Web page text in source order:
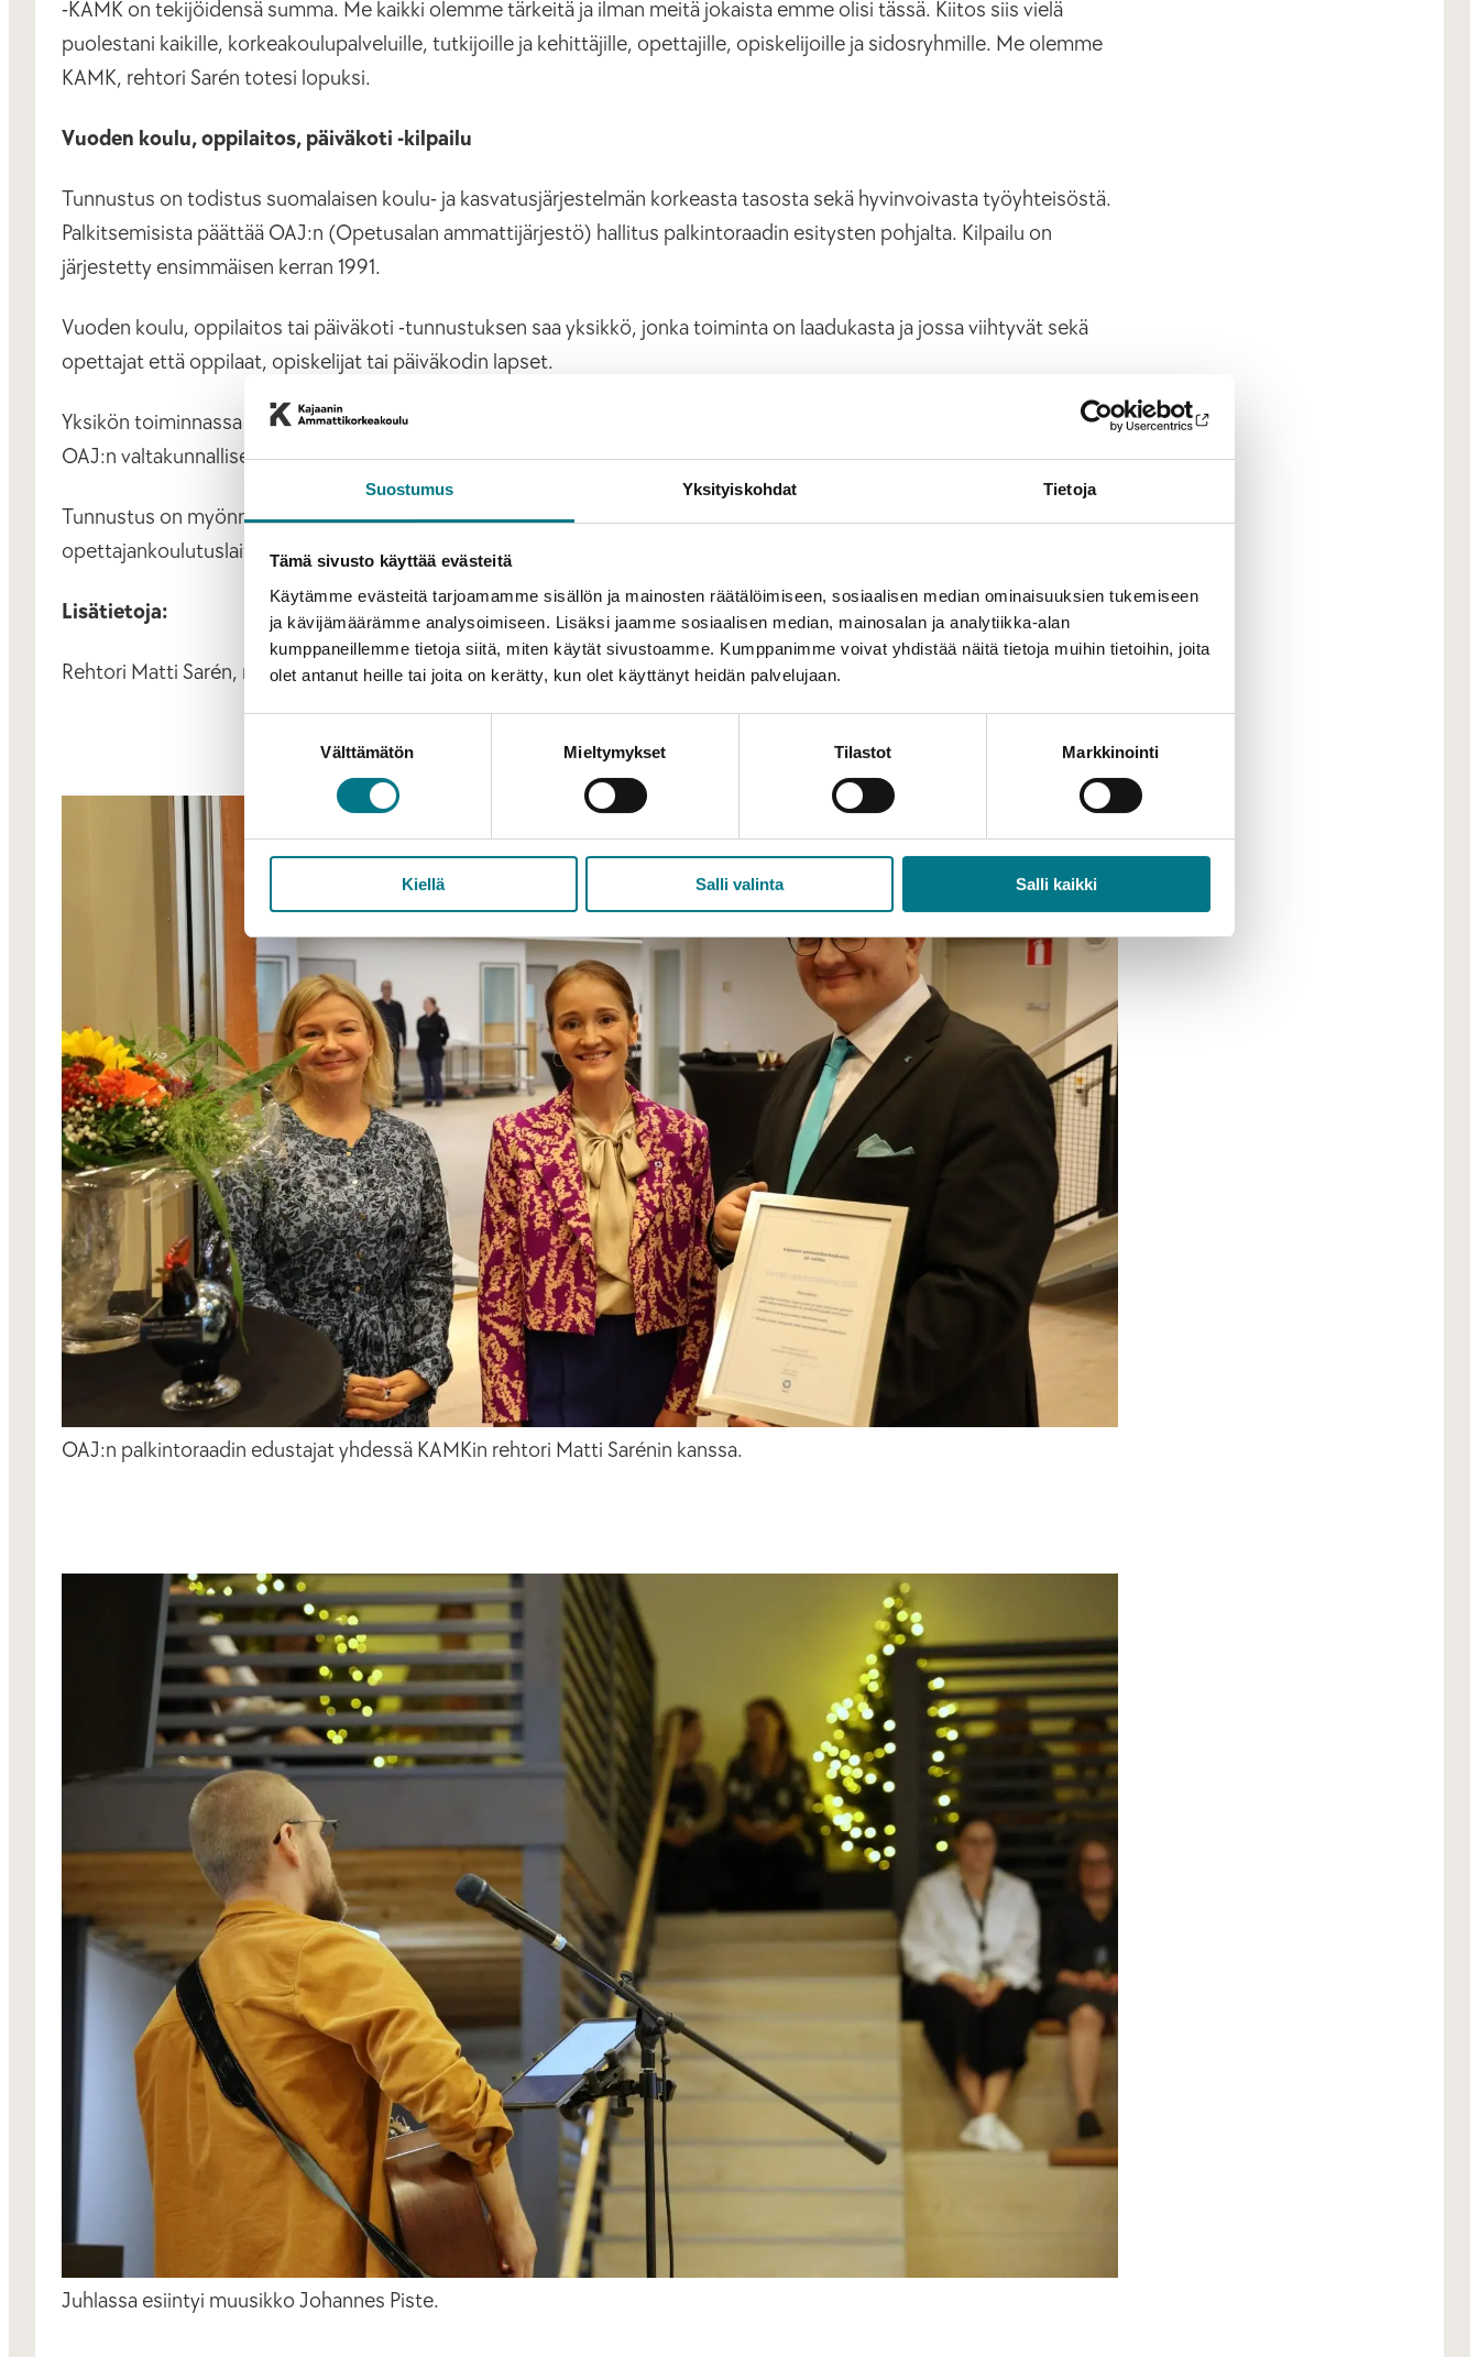
Suostumus Yksityiskohdat Tietoja
Tämä sivusto käyttää evästeitä
Käytämme evästeitä tarjoamamme sisällön ja mainosten räätälöimiseen, sosiaalisen median ominaisuuksien tukemiseen
ja kävijämäärämme analysoimiseen. Lisäksi jaamme sosiaalisen median, mainosalan ja analytiikka-alan
kumppaneillemme tietoja siitä, miten käytät sivustoamme. Kumppanimme voivat yhdistää näitä tietoja muihin tietoihin, joita
olet antanut heille tai joita on kerätty, kun olet käyttänyt heidän palvelujaan.
Välttämätön Mieltymykset Tilastot Markkinointi
Kiellä Salli valinta Salli kaikki
-KAMK on tekijöidensä summa. Me kaikki olemme tärkeitä ja ilman meitä jokaista emme olisi tässä. Kiitos siis vielä
puolestani kaikille, korkeakoulupalveluille, tutkijoille ja kehittäjille, opettajille, opiskelijoille ja sidosryhmille. Me olemme
KAMK, rehtori Sarén totesi lopuksi.
Vuoden koulu, oppilaitos, päiväkoti -kilpailu
Tunnustus on todistus suomalaisen koulu- ja kasvatusjärjestelmän korkeasta tasosta sekä hyvinvoivasta työyhteisöstä.
Palkitsemisista päättää OAJ:n (Opetusalan ammattijärjestö) hallitus palkintoraadin esitysten pohjalta. Kilpailu on
järjestetty ensimmäisen kerran 1991.
Vuoden koulu, oppilaitos tai päiväkoti -tunnustuksen saa yksikkö, jonka toiminta on laadukasta ja jossa viihtyvät sekä
opettajat että oppilaat, opiskelijat tai päiväkodin lapset.
Yksikön toiminnassa näkyy osallisuus, tasa-arvoisuus ja yhteisöllisyys. Ehdotuksia palkinnon saajaksi voivat esittää
OAJ:n valtakunnalliset piirit, opettajien ammattiyhdistykset sekä yksittäiset päiväkodit, koulut ja oppilaitokset.
Tunnustus on myönnetty aikaisempina vuosina kaksi kertaa yliopistoille; Oulun yliopiston Kajaanin
opettajankoulutuslaitokselle vuonna 2000 ja sitä edellisellä kerralla Sibelius-akatemialle vuonna 1997.
Lisätietoja:
Rehtori Matti Sarén, matti.saren@kamk.fi, 044 7101 600
OAJ:n palkintoraadin edustajat yhdessä KAMKin rehtori Matti Sarénin kanssa.
Juhlassa esiintyi muusikko Johannes Piste.